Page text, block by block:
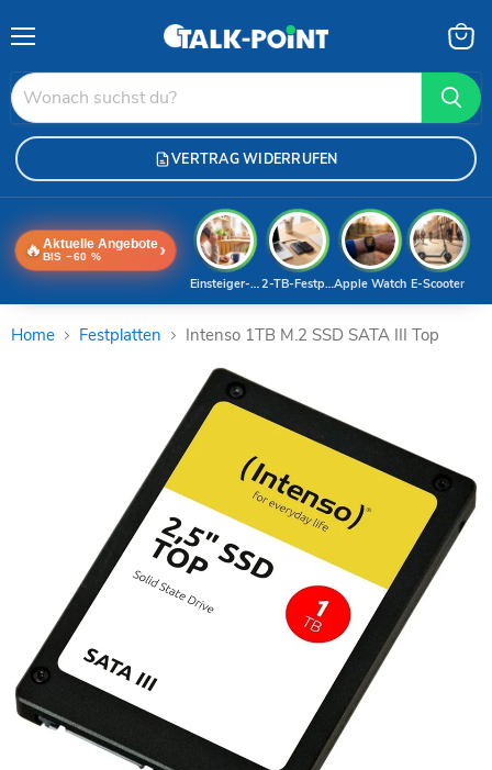
VERTRAG WIDERRUFEN
🔥 Aktuelle Angebote
BIS −60 % ›
E-Scooter
Apple Watch
2-TB-Festplatte
Einsteiger-Handy
Home Festplatten Intenso 1TB M.2 SSD SATA III Top